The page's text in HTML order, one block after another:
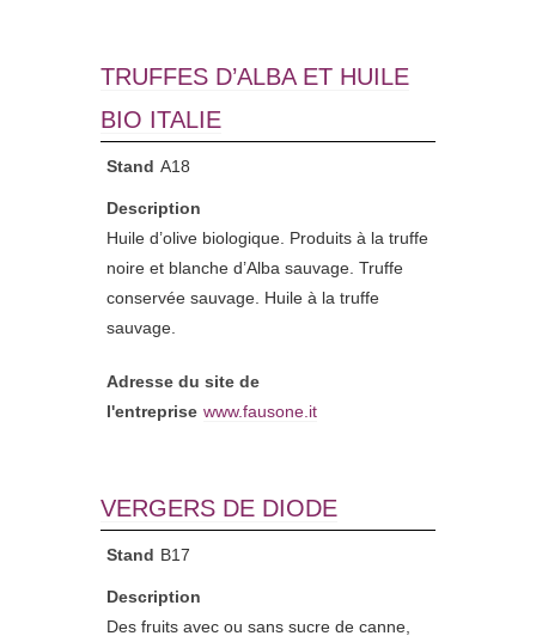
TRUFFES D’ALBA ET HUILE
BIO ITALIE
Stand A18
Description
Huile d’olive biologique. Produits à la truffe
noire et blanche d’Alba sauvage. Truffe
conservée sauvage. Huile à la truffe
sauvage.
Adresse du site de
l'entreprise www.fausone.it
VERGERS DE DIODE
Stand B17
Description
Des fruits avec ou sans sucre de canne,